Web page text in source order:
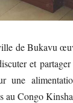
de Bukavu
et
une
au Congo